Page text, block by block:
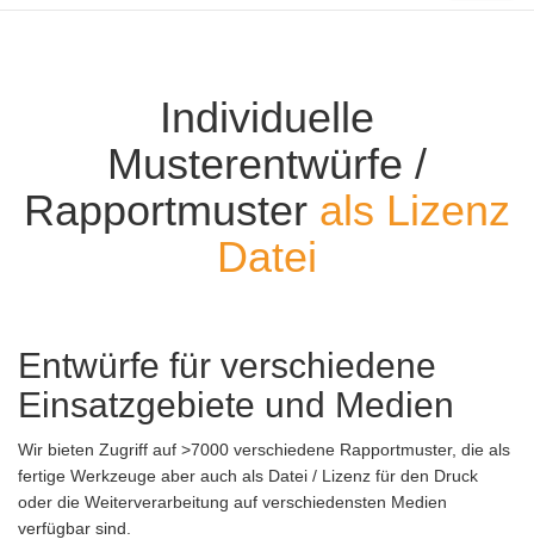
Individuelle
Musterentwürfe /
Rapportmuster als Lizenz
Datei
Entwürfe für verschiedene
Einsatzgebiete und Medien
Wir bieten Zugriff auf >7000 verschiedene Rapportmuster, die als
fertige Werkzeuge aber auch als Datei / Lizenz für den Druck
oder die Weiterverarbeitung auf verschiedensten Medien
verfügbar sind.